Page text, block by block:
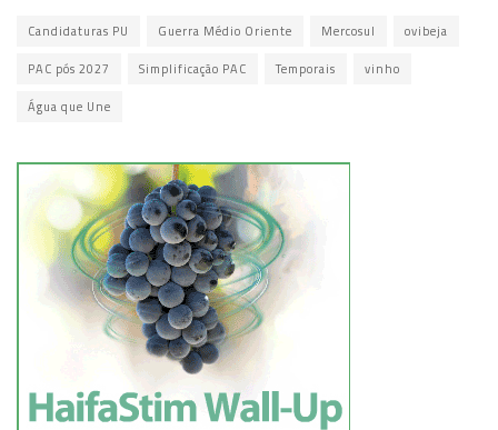
Candidaturas PU Guerra Médio Oriente Mercosul ovibeja
PAC pós 2027 Simplificação PAC Temporais vinho
Água que Une